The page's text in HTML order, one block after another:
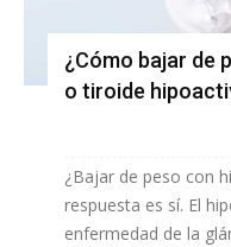
¿Cómo bajar de
o tiroide
¿Bajar de peso con
respuesta es sí. El
enfermedad de la